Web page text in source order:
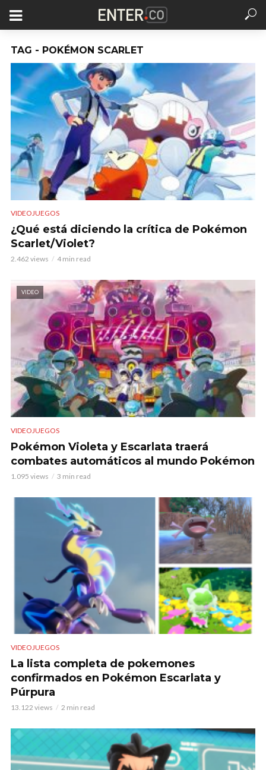
TAG - POKÉMON SCARLET
VIDEOJUEGOS
¿Qué está diciendo la crítica de Pokémon
Scarlet/Violet?
2.462 views 4 min read
VIDEO
VIDEOJUEGOS
Pokémon Violeta y Escarlata traerá
combates automáticos al mundo Pokémon
1.095 views 3 min read
VIDEOJUEGOS
La lista completa de pokemones
confirmados en Pokémon Escarlata y
Púrpura
13.122 views 2 min read